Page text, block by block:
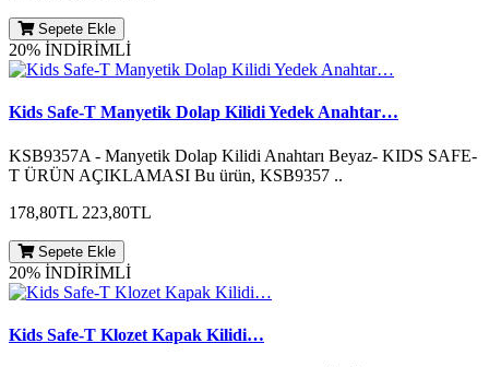
Sepete Ekle
20% İNDİRİMLİ
Kids Safe-T Manyetik Dolap Kilidi Yedek Anahtar…
KSB9357A - Manyetik Dolap Kilidi Anahtarı Beyaz- KIDS SAFE-
T ÜRÜN AÇIKLAMASI Bu ürün, KSB9357 ..
178,80TL 223,80TL
Sepete Ekle
20% İNDİRİMLİ
Kids Safe-T Klozet Kapak Kilidi…